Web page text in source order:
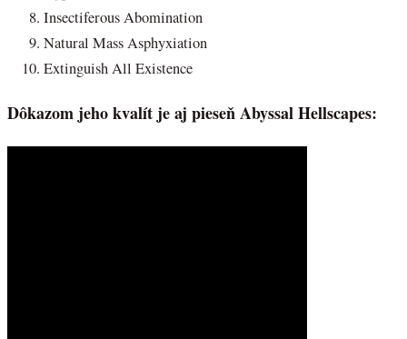
Insectiferous Abomination
Natural Mass Asphyxiation
Extinguish All Existence
Dôkazom jeho kvalít je aj pieseň Abyssal Hellscapes: